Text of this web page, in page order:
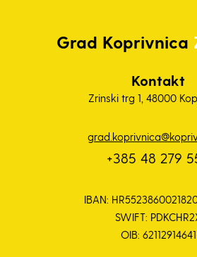
Grad Koprivnica
Kontakt
Zrinski trg 1, 48000
+385 48 279
IBAN:
SWIFT:
OIB: 62112914641